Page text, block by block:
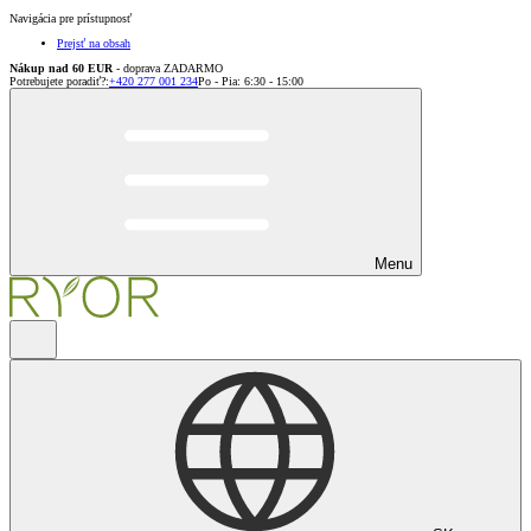
Navigácia pre prístupnosť
Prejsť na obsah
Nákup nad 60 EUR - doprava ZADARMO
Potrebujete poradiť?:+420 277 001 234Po - Pia: 6:30 - 15:00
Menu